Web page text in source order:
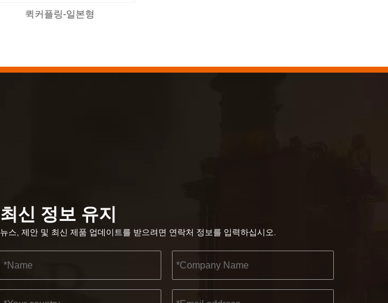
퀵커플링-일본형
최신 정보 유지
뉴스, 제안 및 최신 제품 업데이트를 받으려면 연락처 정보를 입력하십시오.